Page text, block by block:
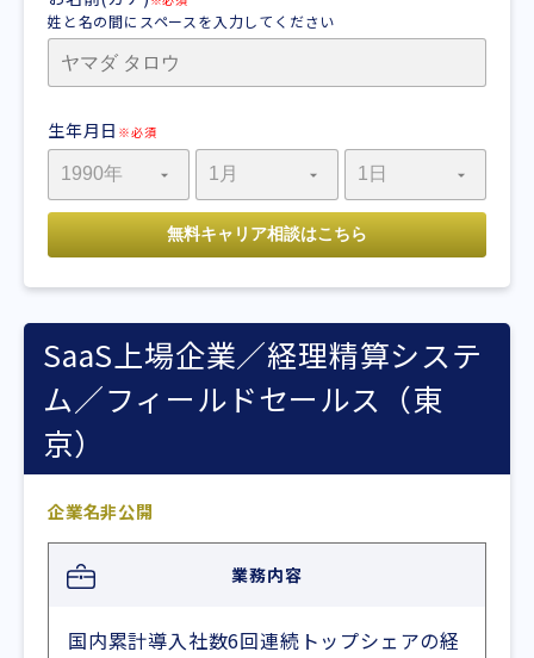
姓と名の間にスペースを入力してください
生年月日 ※必須
SaaS上場企業／経理精算システ
ム／フィールドセールス（東
京）
企業名非公開
業務内容
国内累計導入社数6回連続トップシェアの経